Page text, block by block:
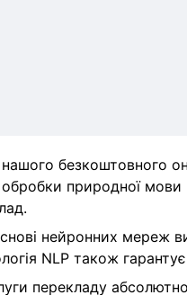
безкоштовного
обробки природної
нейронних мереж
NLP також
перекладу